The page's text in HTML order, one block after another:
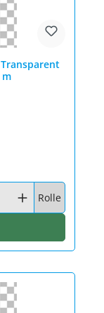
m
benutze die
Rolle